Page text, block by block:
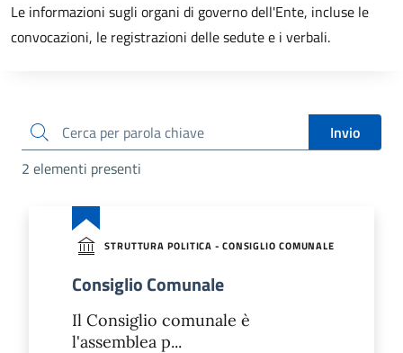
Le informazioni sugli organi di governo dell'Ente, incluse le
convocazioni, le registrazioni delle sedute e i verbali.
cerca
Invio
2 elementi presenti
STRUTTURA POLITICA - CONSIGLIO COMUNALE
Consiglio Comunale
Il Consiglio comunale è
l'assemblea p...